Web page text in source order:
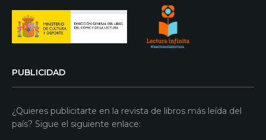
PUBLICIDAD
¿Quieres publicitarte en la revista de libros más leída del
país? Sigue el siguiente enlace: